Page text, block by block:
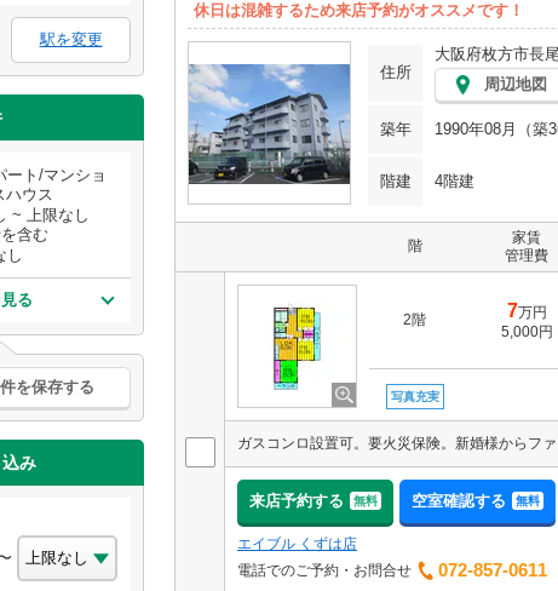
駅を変更
ート/マンショ
ハウス
~ 上限なし
含む
し
る
を保存する
み
休日は混雑するため来店予約がオススメです！
住所
大阪府枚方市長
周辺地図
築年
1990年08月（築
階建 4階建
階
家賃
管理費
2階 7万円
5,000円
写真充実
来店予約する 無料 空室確認する 無料
エイブル くずは店
電話でのご予約・お問合せ
072-857-0611